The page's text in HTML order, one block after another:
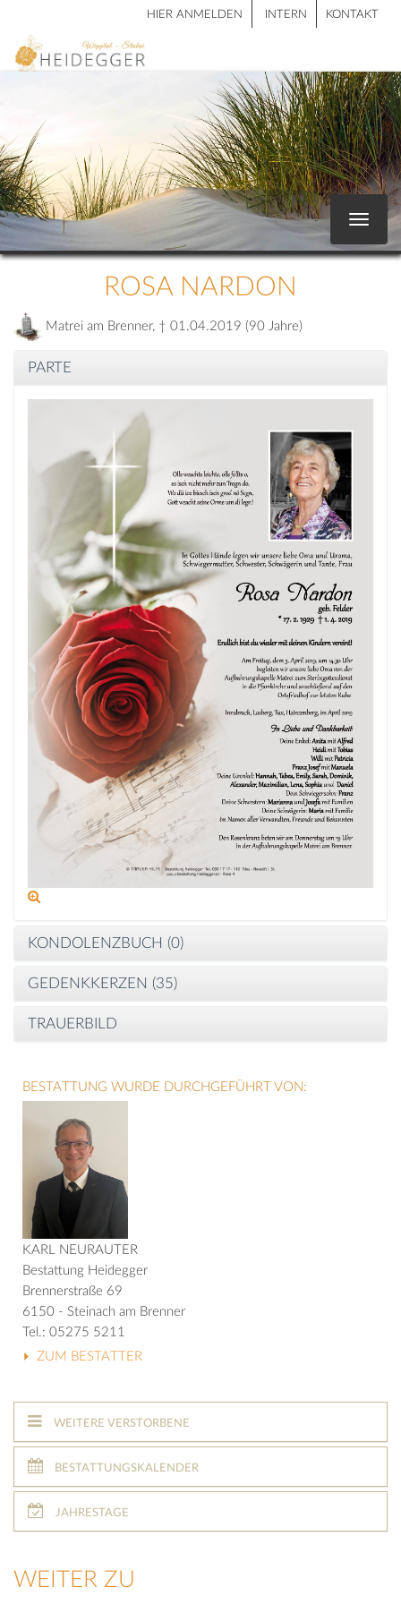
HIER ANMELDEN INTERN KONTAKT
Toggle
ROSA NARDON
Matrei am Brenner, † 01.04.2019 (90 Jahre)
PARTE
KONDOLENZBUCH (0)
GEDENKKERZEN (35)
TRAUERBILD
BESTATTUNG WURDE DURCHGEFÜHRT VON:
KARL NEURAUTER
Bestattung Heidegger
Brennerstraße 69
6150 - Steinach am Brenner
Tel.: 05275 5211
ZUM BESTATTER
WEITERE VERSTORBENE
BESTATTUNGSKALENDER
JAHRESTAGE
WEITER ZU